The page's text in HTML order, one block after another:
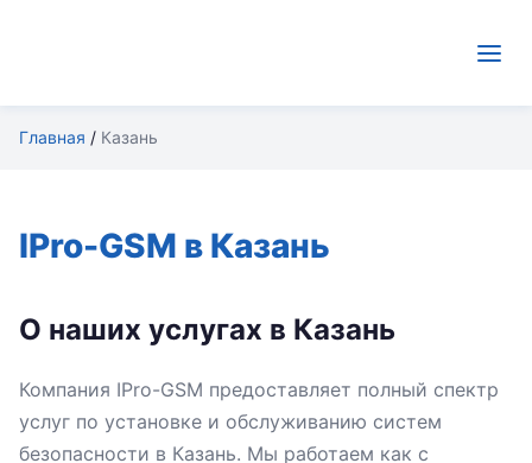
Главная / Казань
IPro-GSM в Казань
О наших услугах в Казань
Компания IPro-GSM предоставляет полный спектр
услуг по установке и обслуживанию систем
безопасности в Казань. Мы работаем как с